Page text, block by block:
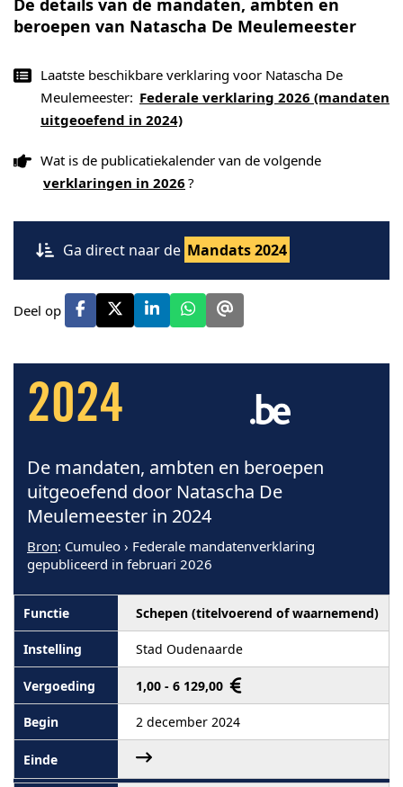
De details van de mandaten, ambten en
beroepen van Natascha De Meulemeester
Laatste beschikbare verklaring voor Natascha De
Meulemeester: Federale verklaring 2026 (mandaten
uitgeoefend in 2024)
Wat is de publicatiekalender van de volgende
verklaringen in 2026 ?
Ga direct naar de Mandats 2024
Deel op
2024
De mandaten, ambten en beroepen
uitgeoefend door Natascha De
Meulemeester in 2024
Bron: Cumuleo › Federale mandatenverklaring
gepubliceerd in februari 2026
Schepen (titelvoerend of waarnemend)
Stad Oudenaarde
1,00 - 6 129,00
2 december 2024